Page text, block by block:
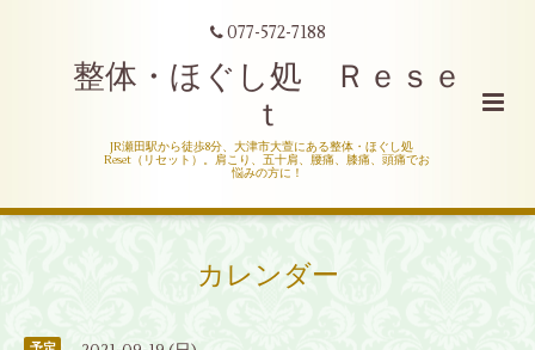
077-572-7188
整体・ほぐし処 Ｒｅｓｅ
ｔ
JR瀬田駅から徒歩8分、大津市大萱にある整体・ほぐし処
Reset（リセット）。肩こり、五十肩、腰痛、膝痛、頭痛でお
悩みの方に！
カレンダー